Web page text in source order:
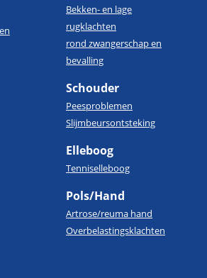
Bekken- en lage
rugklachten
rond zwangerschap en
bevalling
Schouder
Peesproblemen
Slijmbeursontsteking
Elleboog
Tenniselleboog
Pols/Hand
Artrose/reuma hand
Overbelastingsklachten